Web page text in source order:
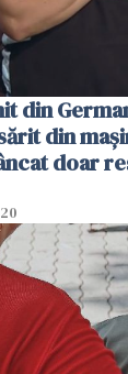
din
din
doar